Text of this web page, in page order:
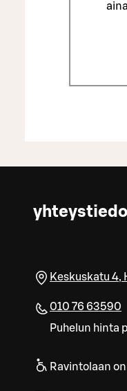
Keskuskatu 4,
010 76 63590
Puhelun hinta
Ravintolaan